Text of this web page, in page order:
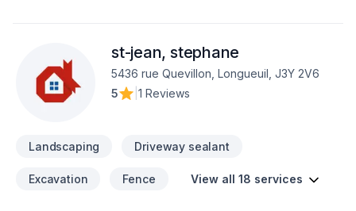
st-jean, stephane
5436 rue Quevillon, Longueuil, J3Y 2V6
5
1 Reviews
Landscaping Driveway sealant
Excavation Fence View all 18 services